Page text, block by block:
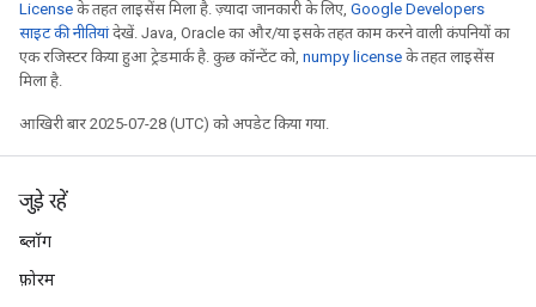
License के तहत लाइसेंस मिला है. ज़्यादा जानकारी के लिए, Google Developers
साइट की नीतियांदेखें. Java, Oracle का और/या इसके तहत काम करने वाली कंपनियों का
एक रजिस्टर किया हुआ ट्रेडमार्क है. कुछ कॉन्टेंट को, numpy license के तहत लाइसेंस
मिला है.
आखिरी बार 2025-07-28 (UTC) को अपडेट किया गया.
जुड़े रहें
ब्लॉग
फ़ोरम